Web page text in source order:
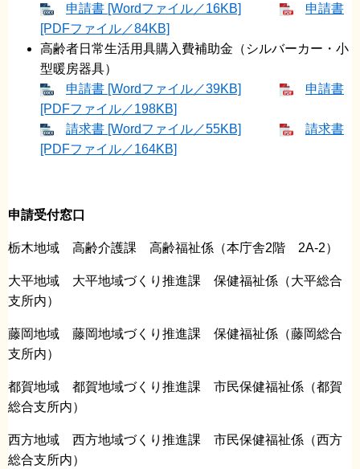
申請書 [Wordファイル／16KB]
申請書
[PDFファイル／84KB]
高齢者日常生活用具購入費補助金（シルバーカー・小
型暖房器具）
申請書 [Wordファイル／39KB]
申請書
[PDFファイル／198KB]
請求書 [Wordファイル／55KB]
請求書
[PDFファイル／164KB]
申請受付窓口
栃木地域 高齢介護課 高齢福祉係（本庁舎2階 2A-2）
大平地域 大平地域づくり推進課 保健福祉係（大平総合
支所内）
藤岡地域 藤岡地域づくり推進課 保健福祉係（藤岡総合
支所内）
都賀地域 都賀地域づくり推進課 市民保健福祉係（都賀
総合支所内）
西方地域 西方地域づくり推進課 市民保健福祉係（西方
総合支所内）